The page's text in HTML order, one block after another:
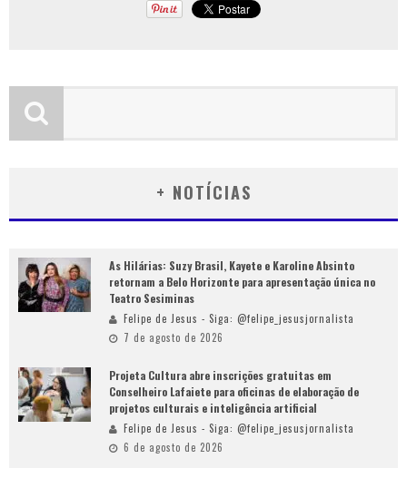
+ NOTÍCIAS
As Hilárias: Suzy Brasil, Kayete e Karoline Absinto
retornam a Belo Horizonte para apresentação única no
Teatro Sesiminas
Felipe de Jesus - Siga: @felipe_jesusjornalista
7 de agosto de 2026
Projeta Cultura abre inscrições gratuitas em
Conselheiro Lafaiete para oficinas de elaboração de
projetos culturais e inteligência artificial
Felipe de Jesus - Siga: @felipe_jesusjornalista
6 de agosto de 2026